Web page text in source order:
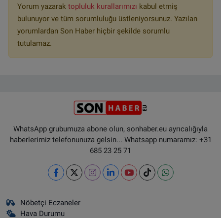
Yorum yazarak topluluk kurallarımızı kabul etmiş
bulunuyor ve tüm sorumluluğu üstleniyorsunuz. Yazılan
yorumlardan Son Haber hiçbir şekilde sorumlu
tutulamaz.
WhatsApp grubumuza abone olun, sonhaber.eu ayrıcalığıyla
haberlerimiz telefonunuza gelsin... Whatsapp numaramız: +31
685 23 25 71
Nöbetçi Eczaneler
Hava Durumu